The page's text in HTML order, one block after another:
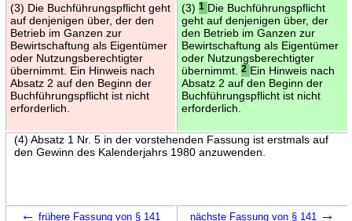
(3) Die Buchführungspflicht geht
auf denjenigen über, der den
Betrieb im Ganzen zur
Bewirtschaftung als Eigentümer
oder Nutzungsberechtigter
übernimmt. Ein Hinweis nach
Absatz 2 auf den Beginn der
Buchführungspflicht ist nicht
erforderlich.
(3) 1 Die Buchführungspflicht
geht auf denjenigen über, der
den Betrieb im Ganzen zur
Bewirtschaftung als Eigentümer
oder Nutzungsberechtigter
übernimmt.
2 Ein Hinweis nach
Absatz 2 auf den Beginn der
Buchführungspflicht ist nicht
erforderlich.
(4) Absatz 1 Nr. 5 in der vorstehenden Fassung ist erstmals auf
den Gewinn des Kalenderjahrs 1980 anzuwenden.
← frühere Fassung von § 141 nächste Fassung von § 141 →